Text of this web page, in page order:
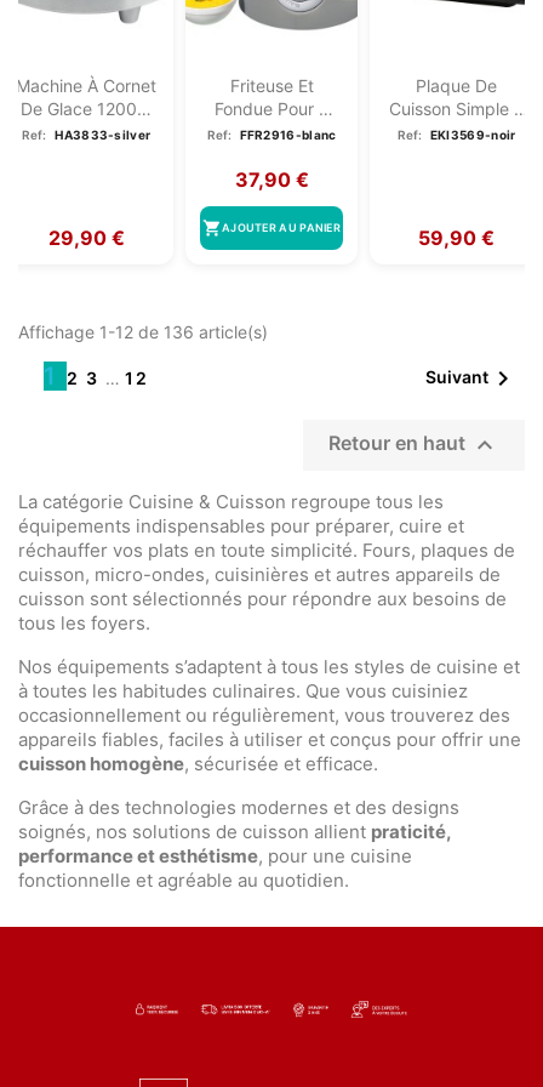
Machine À Cornet
De Glace 1200W
Clatronic...
Ref: HA3833-silver
29,90 €
Friteuse Et
Fondue Pour 6
Personnes 1L...
Ref: FFR2916-blanc
37,90 €
shopping_cartAJOUTER AU PANIER
Plaque De
Cuisson Simple À
Induction
Ref: EKI3569-noir
59,90 €
Affichage 1-12 de 136 article(s)
1 2 3 … 12 Suivant 
Retour en haut 
La catégorie Cuisine & Cuisson regroupe tous les
équipements indispensables pour préparer, cuire et
réchauffer vos plats en toute simplicité. Fours, plaques de
cuisson, micro-ondes, cuisinières et autres appareils de
cuisson sont sélectionnés pour répondre aux besoins de
tous les foyers.
Nos équipements s’adaptent à tous les styles de cuisine et
à toutes les habitudes culinaires. Que vous cuisiniez
occasionnellement ou régulièrement, vous trouverez des
appareils fiables, faciles à utiliser et conçus pour offrir une
cuisson homogène, sécurisée et efficace.
Grâce à des technologies modernes et des designs
soignés, nos solutions de cuisson allient praticité,
performance et esthétisme, pour une cuisine
fonctionnelle et agréable au quotidien.